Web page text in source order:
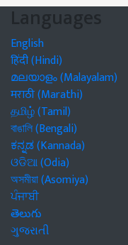
Languages
English
हिंदी (Hindi)
മലയാളം (Malayalam)
मराठी (Marathi)
தமிழ் (Tamil)
বাঙালি (Bengali)
ಕನ್ನಡ (Kannada)
ଓଡିଆ (Odia)
অসমীয়া (Asomiya)
ਪੰਜਾਬੀ
తెలుగు
ગુજરાતી